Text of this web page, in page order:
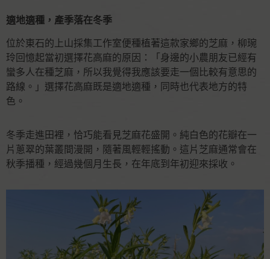
適地適種，產季落在冬季
位於東石的上山採集工作室便種植著這款家鄉的芝麻，柳琬
玲回憶起當初選擇花高麻的原因：「身邊的小農朋友已經有
蠻多人在種芝麻，所以我覺得我應該要走一個比較有意思的
路線。」選擇花高麻既是適地適種，同時也代表地方的特
色。
冬季走進田裡，恰巧能看見芝麻花盛開。純白色的花瓣在一
片蔥翠的葉叢間漫開，隨著風輕輕搖動。這片芝麻通常會在
秋季播種，經過幾個月生長，在年底到年初迎來採收。